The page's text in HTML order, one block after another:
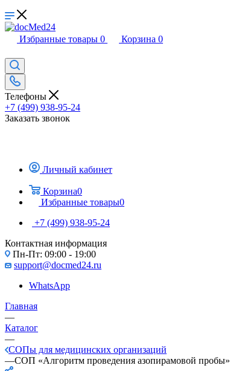
Избранные товары 0 Корзина 0
Телефоны
+7 (499) 938-95-24
Заказать звонок
Личный кабинет
Корзина0
Избранные товары0
+7 (499) 938-95-24
Контактная информация
Пн-Пт: 09:00 - 19:00
support@docmed24.ru
WhatsApp
Главная
—
Каталог
—
СОПы для медицинских организаций
—СОП «Алгоритм проведения азопирамовой пробы»